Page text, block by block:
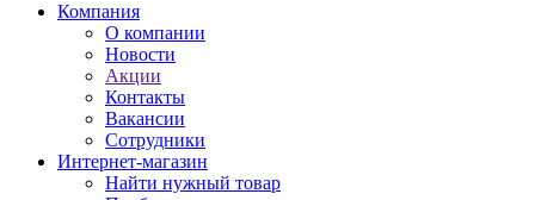
Компания
О компании
Новости
Акции
Контакты
Вакансии
Сотрудники
Интернет-магазин
Найти нужный товар